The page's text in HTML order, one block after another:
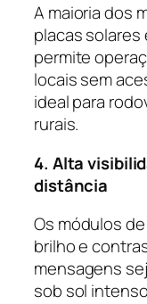
A maioria dos
placas solares
permite
locais sem
ideal para
rurais.
4. Alta
distância
Os módulos
brilho e
mensagens
sob sol